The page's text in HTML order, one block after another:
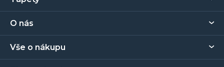
a
í
O nás
Vše o nákupu